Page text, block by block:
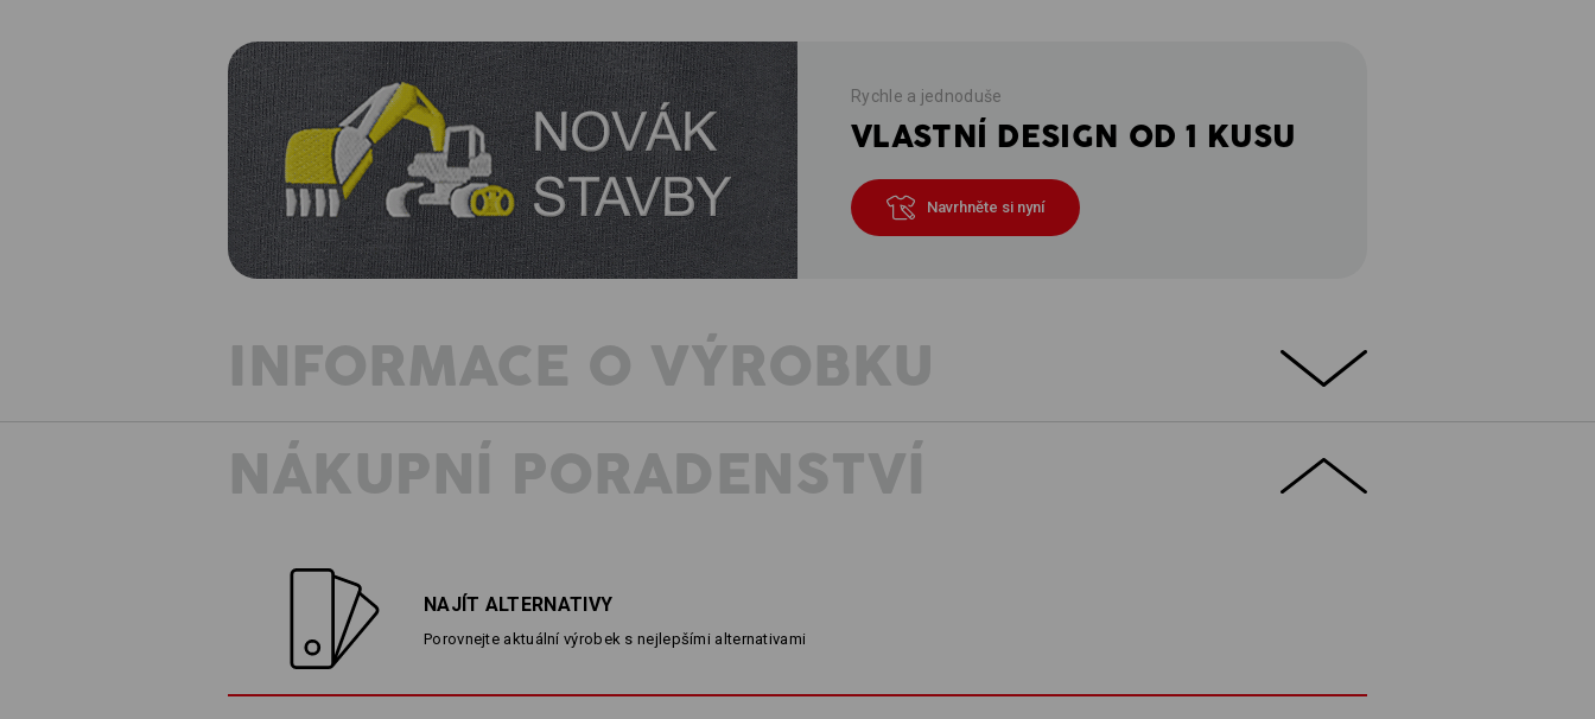
Rychle a jednoduše
VLASTNÍ DESIGN OD 1 KUSU
Navrhněte si nyní
INFORMACE O VÝROBKU
Méně je někdy více! e.s. Triko cotton stretch polo se zaměřuje na to podstatné:
moderní střih, pohodlné nošení, elastický střih – pro velká i malá dobrodružství
v dětském životě toho není víc zapotřebí. Ve škole, v kroužku nebo prostě na
pro děti od 3 let
NÁKUPNÍ PORADENSTVÍ
NAJÍT ALTERNATIVY
Porovnejte aktuální výrobek s nejlepšími alternativami